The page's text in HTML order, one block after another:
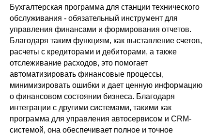
Бухгалтерская программа для станции технического
обслуживания - обязательный инструмент для
управления финансами и формирования отчетов.
Благодаря таким функциям, как выставление счетов,
расчеты с кредиторами и дебиторами, а также
отслеживание расходов, это помогает
автоматизировать финансовые процессы,
минимизировать ошибки и дает ценную информацию
о финансовом состоянии бизнеса. Благодаря
интеграции с другими системами, такими как
программа для управления автосервисом и CRM-
системой, она обеспечивает полное и точное